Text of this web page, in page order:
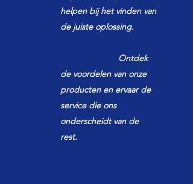
helpen bij het vinden van
de juiste oplossing.
Ontdek
de voordelen van onze
producten en ervaar de
service die ons
onderscheidt van de
rest.